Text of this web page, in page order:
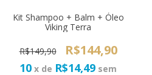
Kit Shampoo + Balm + Óleo
Viking Terra
R$149,90 R$144,90
10 x de R$14,49 sem